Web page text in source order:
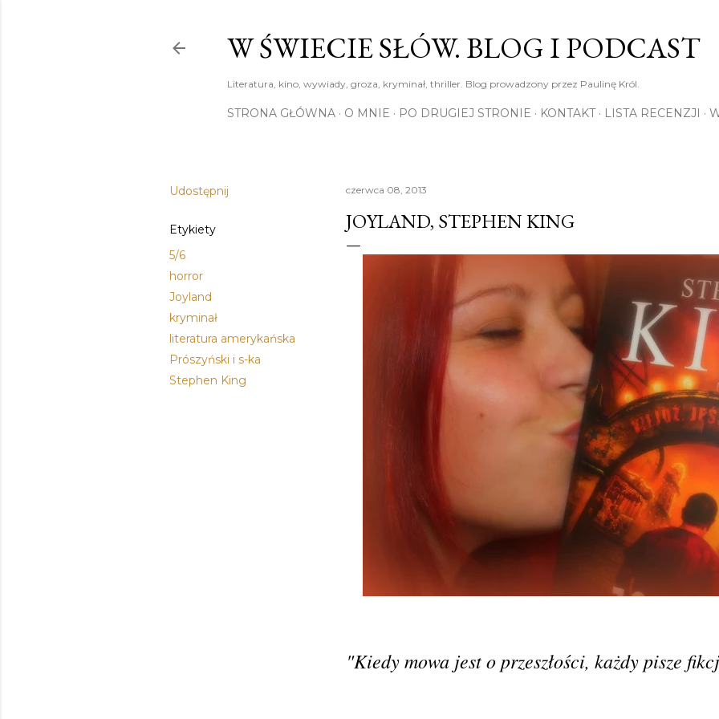
W ŚWIECIE SŁÓW. BLOG I PODCAST
Literatura, kino, wywiady, groza, kryminał, thriller. Blog prowadzony przez Paulinę Król.
STRONA GŁÓWNA O MNIE PO DRUGIEJ STRONIE KONTAKT LISTA RECENZJI
Udostępnij
Etykiety
5/6
horror
Joyland
kryminał
literatura amerykańska
Prószyński i s-ka
Stephen King
czerwca 08, 2013
JOYLAND, STEPHEN KING
"Kiedy mowa jest o przeszłości, każdy pisze